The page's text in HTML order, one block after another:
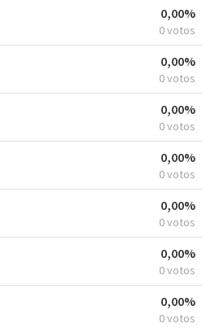
0,00%
0 votos
0,00%
0 votos
0,00%
0 votos
0,00%
0 votos
0,00%
0 votos
0,00%
0 votos
0,00%
0 votos